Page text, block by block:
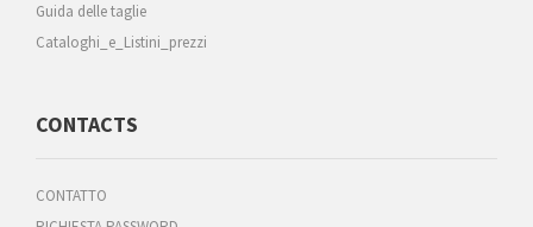
Guida delle taglie
Cataloghi_e_Listini_prezzi
CONTACTS
CONTATTO